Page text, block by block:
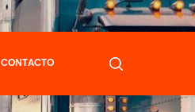
CONTACTO